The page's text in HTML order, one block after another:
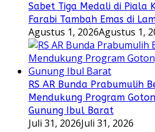
Sabet Tiga Medali di Piala
Farabi Tambah Emas di
Agustus 1, 2026Agustus 1,
RS AR Bunda Prabumulih
Mendukung Program
Gunung Ibul Barat
Juli 31, 2026Juli 31, 2026